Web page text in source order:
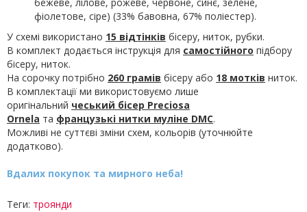
фіолетове, сіре) (33% бавовна, 67% поліестер).
У схемі використано 15 відтінків бісеру, ниток, рубки.
В комплект додається інструкція для самостійного підбору
бісеру, ниток.
На сорочку потрібно 260 грамів бісеру або 18 мотків ниток.
В комплектації ми використовуємо лише
оригінальний чеський бісер Preciosa
Ornela та французькі нитки муліне DMC.
Можливі не суттєві зміни схем, кольорів (уточнюйте
додатково).
Вдалих покупок та мирного неба!
Теги: троянди